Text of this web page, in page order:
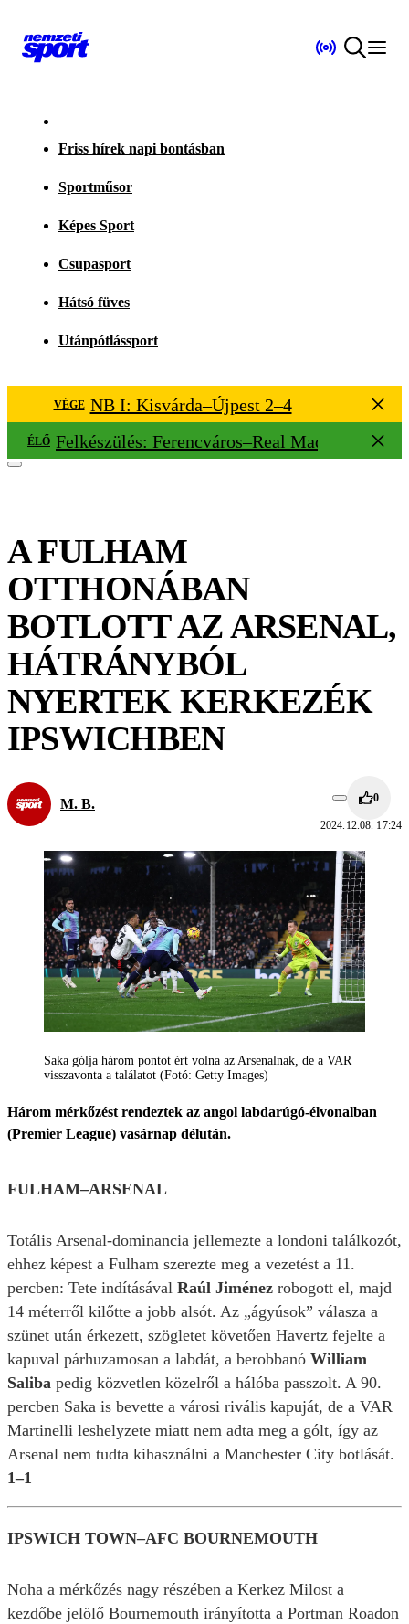
Friss hírek napi bontásban
Sportműsor
Képes Sport
Csupasport
Hátsó füves
Utánpótlássport
VÉGE NB I: Kisvárda–Újpest 2–4
ÉLŐ Felkészülés: Ferencváros–Real Madrid 1–2
A FULHAM
OTTHONÁBAN
BOTLOTT AZ ARSENAL,
HÁTRÁNYBÓL
NYERTEK KERKEZÉK
IPSWICHBEN
M. B. 0
2024.12.08. 17:24
Saka gólja három pontot ért volna az Arsenalnak, de a VAR
visszavonta a találatot (Fotó: Getty Images)
Három mérkőzést rendeztek az angol labdarúgó-élvonalban
(Premier League) vasárnap délután.
FULHAM–ARSENAL
Totális Arsenal-dominancia jellemezte a londoni találkozót,
ehhez képest a Fulham szerezte meg a vezetést a 11.
percben: Tete indításával Raúl Jiménez robogott el, majd
14 méterről kilőtte a jobb alsót. Az „ágyúsok” válasza a
szünet után érkezett, szögletet követően Havertz fejelte a
kapuval párhuzamosan a labdát, a berobbanó William
Saliba pedig közvetlen közelről a hálóba passzolt. A 90.
percben Saka is bevette a városi rivális kapuját, de a VAR
Martinelli leshelyzete miatt nem adta meg a gólt, így az
Arsenal nem tudta kihasználni a Manchester City botlását.
1–1
IPSWICH TOWN–AFC BOURNEMOUTH
Noha a mérkőzés nagy részében a Kerkez Milost a
kezdőbe jelölő Bournemouth irányította a Portman Roadon